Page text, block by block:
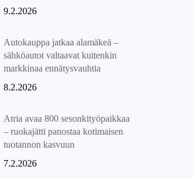
9.2.2026
Autokauppa jatkaa alamäkeä –
sähköautot valtaavat kuitenkin
markkinaa ennätysvauhtia
8.2.2026
Atria avaa 800 sesonkityöpaikkaa
– ruokajätti panostaa kotimaisen
tuotannon kasvuun
7.2.2026